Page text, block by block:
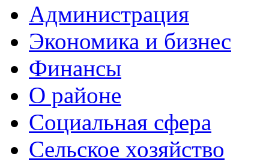
Администрация
Экономика и бизнес
Финансы
О районе
Социальная сфера
Сельское хозяйство